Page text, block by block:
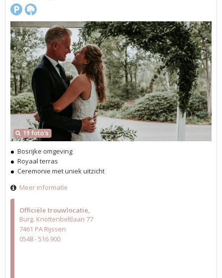
Officiële trouwlocatie
Burg. Knottenbeltlaan 77
7461 PA Rijssen
0548 - 516 900
19 foto's
Bosrijke omgeving
Royaal terras
Ceremonie met uniek uitzicht
Meer informatie